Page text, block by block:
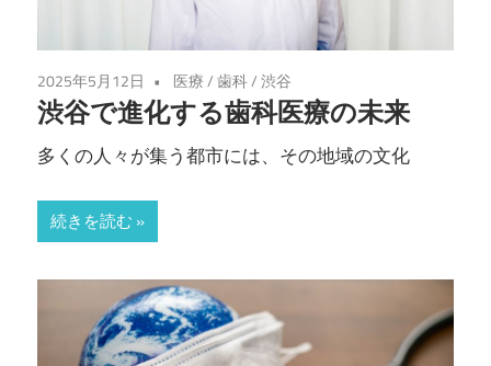
来
を
明
る
2025年5月12日 医療/歯科/渋谷
渋谷で進化する歯科医療の未来
多くの人々が集う都市には、その地域の文化
続きを読む